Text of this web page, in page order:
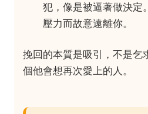
犯，像是被逼著做決定
壓力而故意遠離你。
挽回的本質是吸引，不是乞
個他會想再次愛上的人。